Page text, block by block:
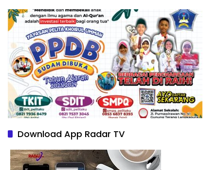
Download App Radar TV